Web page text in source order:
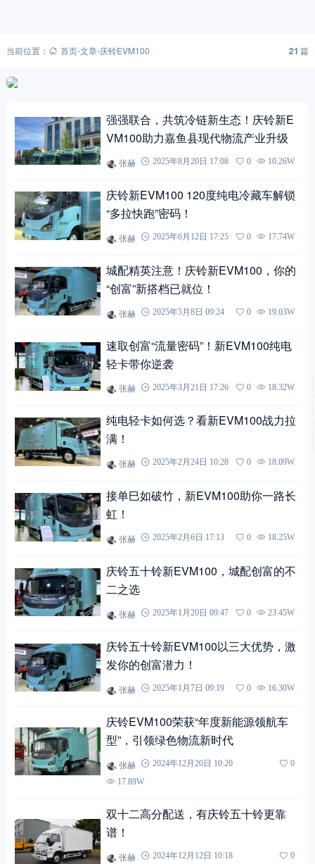
当前位置： 首页-文章-庆铃EVM100 21 篇
强强联合，共筑冷链新生态！庆铃新E
VM100助力嘉鱼县现代物流产业升级
张赫 2025年8月20日 17:08 0 10.26W
庆铃新EVM100 120度纯电冷藏车解锁
“多拉快跑”密码！
张赫 2025年6月12日 17:25 0 17.74W
城配精英注意！庆铃新EVM100，你的
“创富”新搭档已就位！
张赫 2025年5月8日 09:24 0 19.03W
速取创富“流量密码”！新EVM100纯电
轻卡带你逆袭
张赫 2025年3月21日 17:26 0 18.32W
纯电轻卡如何选？看新EVM100战力拉
满！
张赫 2025年2月24日 10:28 0 18.09W
接单巳如破竹，新EVM100助你一路长
虹！
张赫 2025年2月6日 17:13 0 18.25W
庆铃五十铃新EVM100，城配创富的不
二之选
张赫 2025年1月20日 09:47 0 23.45W
庆铃五十铃新EVM100以三大优势，激
发你的创富潜力！
张赫 2025年1月7日 09:19 0 16.30W
庆铃EVM100荣获“年度新能源领航车
型”，引领绿色物流新时代
张赫 2024年12月20日 10:20
0
17.89W
双十二高分配送，有庆铃五十铃更靠
谱！
张赫 2024年12月12日 10:18
0